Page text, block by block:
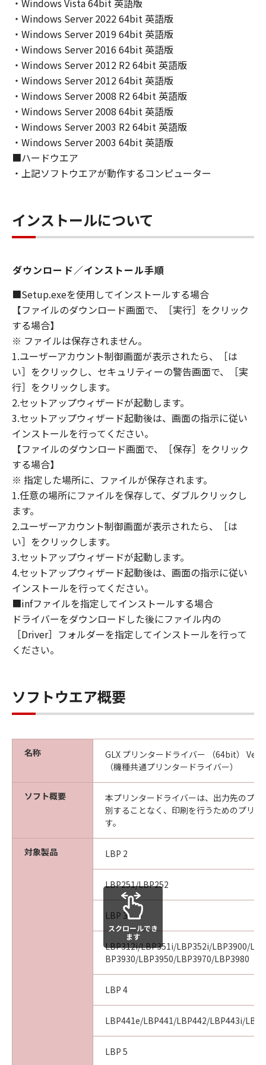
IMPLIED WARRANTIES OF MERCHANTABILITY
AND FITNESS FOR A PARTICULAR PURPOSE.
THE ENTIRE RISK AS TO THE QUALITY AND
PERFORMANCE OF THE SOFTWARE IS WITH
YOU. SHOULD THE SOFTWARE PROVE
DEFECTIVE, YOU ASSUME THE ENTIRE COST
OF ALL NECESSARY SERVICING, REPAIR OR
CORRECTION. SOME STATES OR LEGAL
JURISDICTIONS DO NOT ALLOW THE
EXCLUSION OF IMPLIED WARRANTIES, SO
THE ABOVE EXCLUSION MAY NOT APPLY TO
YOU.
RIGHTS WHICH VARY FROM STATE TO STATE
OR JURISDICTION TO JURISDICTION.
NEITHER CANON, CANON'S SUBSIDIARIES OR
DEALERS NOR CANON'S LICENSORS
CONTAINED IN THE SOFTWARE WILL MEET
YOUR REQUIREMENTS OR THAT THE
OPERATION OF THE SOFTWARE WILL BE
UNINTERRUPTED OR ERROR FREE.
[NO LIABILITY FOR DAMAGES] IN NO EVENT
SHALL EITHER CANON, CANON'S
SUBSIDIARIES OR AFFILIATES, THEIR
DISTRIBUTORS DEALERS OR CANON'S
LICENSORS BE LIABLE FOR ANY DAMAGES
WHATSOEVER (INCLUDING WITHOUT
LIMITATION, LOSS OF BUSINESS PROFITS,
LOSS OF BUSINESS INFORMATION, LOSS OF
BUSINESS INTERRUPTION OR OTHER
COMPENSATORY, INCIDENTAL OR
CONSEQUENTIAL DAMAGES) ARISING OUT OF
THE SOFTWARE, USE THEREOF OR INABILITY
TO USE THE SOFTWARE EVEN IF EITHER
CANON, CANON'S SUBSIDIARIES OR
AFFILIATES, THEIR DISTRIBUTORS, DEALERS
OR CANON'S LICENSORS HAVE BEEN ADVISED
OF THE POSSIBILITY OF SUCH DAMAGES.
SOME STATES OR LEGAL JURISDICTIONS DO
NOT ALLOW THE LIMITATION OR EXCLUSION
OF LIABILITY FOR INCIDENTAL OR
CONSEQUENTIAL DAMAGES, OR PERSONAL
INJURY OR DEATH RESULTING FROM
MAY NOT APPLY TO YOU.
[RELEASE OF LIABILITY] TO THE FULL
YOU HEREBY RELEASE CANON, CANON'S
SUBSIDIARIES AND AFFILIATES, THEIR
DISTRIBUTORS, DEALERS AND CANON'S
LICENSORS FROM ANY AND ALL LIABILITY
ARISING FROM OR RELATED TO ALL CLAIMS
CONCERNING THE SOFTWARE OR ITS USE.
This Agreement is effective upon your
acceptance hereof by clicking the button
indicating your acceptance as stated below or
installing the SOFTWARE and remains in
effect until terminated. You may terminate
this Agreement by destroying the SOFTWARE
including any and all copies thereof.
This Agreement shall also terminate if you fail
to comply with any terms hereof. Upon
termination of this Agreement, in addition to
Canon enforcing its respective legal rights,
thereof. Notwithstanding the foregoing,
termination of this Agreement.
・Windows Vista 64bit 英語版
・Windows Server 2022 64bit 英語版
・Windows Server 2019 64bit 英語版
・Windows Server 2016 64bit 英語版
・Windows Server 2012 R2 64bit 英語版
・Windows Server 2012 64bit 英語版
・Windows Server 2008 R2 64bit 英語版
・Windows Server 2008 64bit 英語版
・Windows Server 2003 R2 64bit 英語版
・Windows Server 2003 64bit 英語版
■ハードウエア
・上記ソフトウエアが動作するコンピューター
インストールについて
ダウンロード／インストール手順
■Setup.exeを使用してインストールする場合
【ファイルのダウンロード画面で、［実行］をクリック
する場合】
※ ファイルは保存されません。
1.ユーザーアカウント制御画面が表示されたら、［は
い］をクリックし、セキュリティーの警告画面で、［実
行］をクリックします。
2.セットアップウィザードが起動します。
3.セットアップウィザード起動後は、画面の指示に従い
インストールを行ってください。
【ファイルのダウンロード画面で、［保存］をクリック
する場合】
※ 指定した場所に、ファイルが保存されます。
1.任意の場所にファイルを保存して、ダブルクリックし
ます。
2.ユーザーアカウント制御画面が表示されたら、［は
い］をクリックします。
3.セットアップウィザードが起動します。
4.セットアップウィザード起動後は、画面の指示に従い
インストールを行ってください。
■infファイルを指定してインストールする場合
ドライバーをダウンロードした後にファイル内の
［Driver］フォルダーを指定してインストールを行って
ください。
ソフトウエア概要
名称
GLX プリンタードライバー （64bit）
（機種共通プリンタードライバー）
ソフト概要
本プリンタードライバーは、出力先のプ
別することなく、印刷を行うためのプリ
す。
対象製品 LBP 2
LBP251/LBP252
LBP 3
LBP312i/LBP351i/LBP352i/LBP3900/
BP3930/LBP3950/LBP3970/LBP3980
LBP 4
LBP441e/LBP441/LBP442/LBP443i/
LBP 5
スクロールでき
ます